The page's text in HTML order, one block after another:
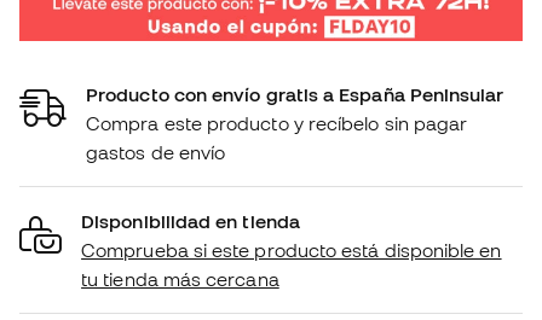
Producto con envío gratis a España Peninsular
Compra este producto y recíbelo sin pagar
gastos de envío
Disponibilidad en tienda
Comprueba si este producto está disponible en
tu tienda más cercana